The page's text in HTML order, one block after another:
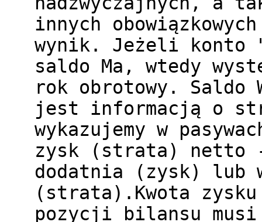
innych
wynik. Jeżeli konto
saldo Ma, wtedy
rok obrotowy. Saldo
jest informacją o
wykazujemy w
zysk (strata) netto
dodatnia (zysk) lub
(strata).Kwota
pozycji bilansu musi